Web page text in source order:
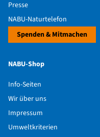
einfaches Scharfstellen
Fokussier- und Zoomringe;
integrierte ausziehbare
Gummiarmierung für
Presse
NABU-Naturtelefon
Spenden & Mitmachen
NABU-Shop
Info-Seiten
Wir über uns
Impressum
Umweltkriterien